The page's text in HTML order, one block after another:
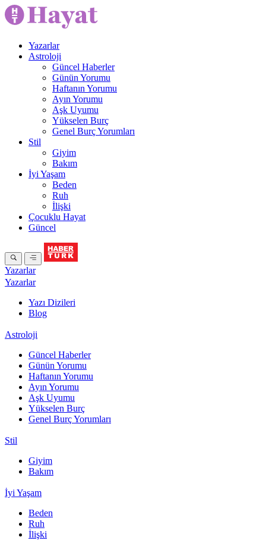
Yazarlar
Astroloji
Güncel Haberler
Günün Yorumu
Haftanın Yorumu
Ayın Yorumu
Aşk Uyumu
Yükselen Burç
Genel Burç Yorumları
Stil
Giyim
Bakım
İyi Yaşam
Beden
Ruh
İlişki
Çocuklu Hayat
Güncel
Yazarlar
Yazarlar
Yazı Dizileri
Blog
Astroloji
Güncel Haberler
Günün Yorumu
Haftanın Yorumu
Ayın Yorumu
Aşk Uyumu
Yükselen Burç
Genel Burç Yorumları
Stil
Giyim
Bakım
İyi Yaşam
Beden
Ruh
İlişki